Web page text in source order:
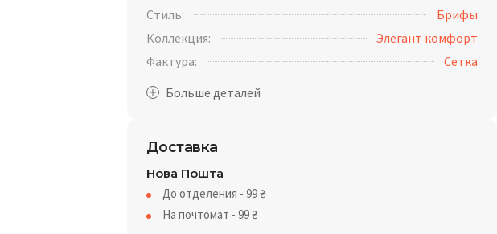
Стиль:
Брифы
Коллекция:
Элегант комфорт
Фактура:
Cетка
Доставка
Нова Пошта
До отделения - 99₴
На почтомат - 99₴